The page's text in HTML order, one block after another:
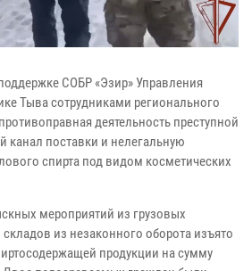
СОБР «Эзир» Управления
Тыва сотрудниками регионального
деятельность преступной
канал поставки и нелегальную
спирта под видом косметических
мероприятий из грузовых
из незаконного оборота изъято
продукции на сумму